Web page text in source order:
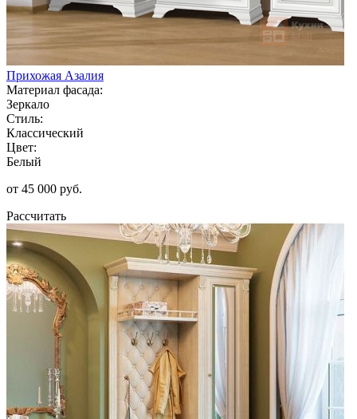
Прихожая Азалия
Материал фасада:
Зеркало
Стиль:
Классический
Цвет:
Белый
от 45 000 руб.
Рассчитать